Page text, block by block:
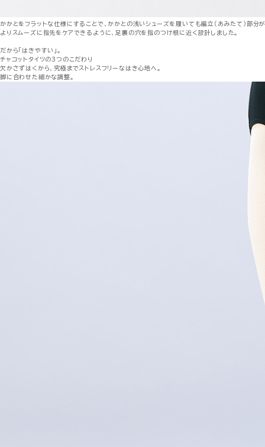
かかとをフラットな仕様にすることで、かかとの浅いシューズを履いても編立（あみたて）部
よりスムーズに指先をケアできるように、足裏の穴を指のつけ根に近く設計しました。
だから「はきやすい」。
チャコットタイツの3つのこだわり
欠かさずはくから、究極までストレスフリーなはき心地へ。
脚に合わせた細かな調整。